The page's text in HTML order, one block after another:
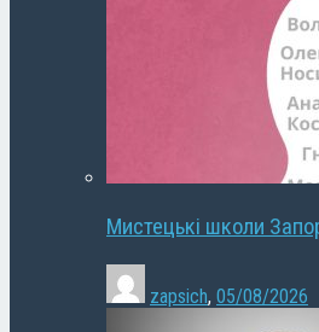
Мистецькі школи
zapsich, 05/08/2026